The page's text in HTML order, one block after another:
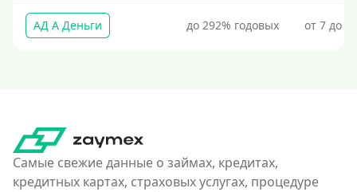
АД А Деньги до 292% годовых от 7 до
Самые свежие данные о займах, кредитах,
кредитных картах, страховых услугах, процедуре